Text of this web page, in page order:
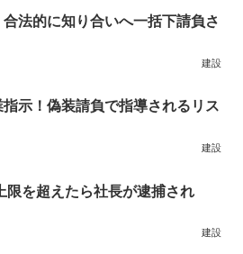
法的に知り合いへ一括下請負さ
建設
示！偽装請負で指導されるリス
建設
限を超えたら社長が逮捕され
建設